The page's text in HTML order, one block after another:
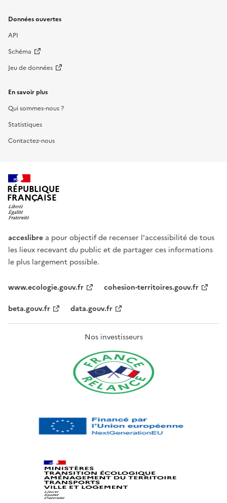
Données ouvertes
API
Schéma
Jeu de données
En savoir plus
Qui sommes-nous ?
Statistiques
Contactez-nous
RÉPUBLIQUE
FRANÇAISE
acceslibre a pour objectif de recenser l'accessibilité de tous
les lieux recevant du public et de partager ces informations
le plus largement possible.
www.ecologie.gouv.fr
cohesion-territoires.gouv.fr
beta.gouv.fr
data.gouv.fr
Nos investisseurs